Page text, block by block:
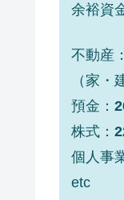
Fact1
Fact1
Fact1
余裕資
不動産：
（家・
預金：
株式：
個人事
etc